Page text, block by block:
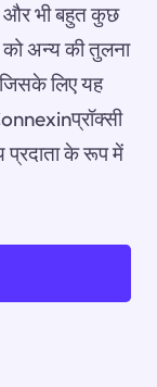
और भी बहुत कुछ
अन्य की तुलना
लिए यह
प्रदाता के रूप में